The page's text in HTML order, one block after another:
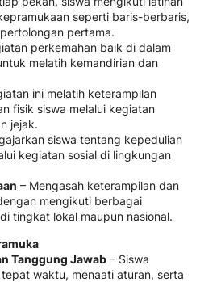
seperti baris-berbaris,
pertama.
perkemahan baik di dalam
melatih kemandirian dan
ini melatih keterampilan
fisik siswa melalui kegiatan
jejak.
siswa tentang kepedulian
kegiatan sosial di lingkungan
– Mengasah keterampilan dan
mengikuti berbagai
tingkat lokal maupun nasional.
Tanggung Jawab– Siswa
waktu, menaati aturan, serta